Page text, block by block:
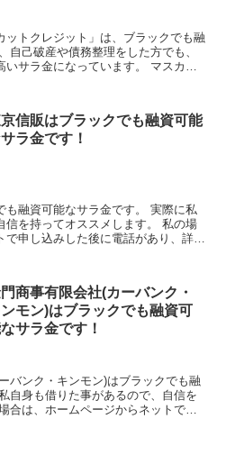
ットクレジット」は、ブラックでも融
自己破産や債務整理をした方でも、
いサラ金になっています。 マスカッ
信販はブラックでも融資可能
ラ金です！
も融資可能なサラ金です。 実際に私
信を持ってオススメします。 私の場
申し込みした後に電話があり、詳細
商事有限会社(カーバンク・
モン)はブラックでも融資可
サラ金です！
バンク・キンモン)はブラックでも融
自身も借りた事があるので、自信を
合は、ホームページからネットで申